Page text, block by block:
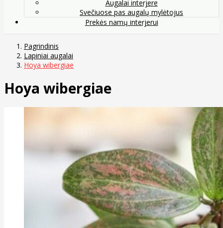
Augalai interjere
Svečiuose pas augalų mylėtojus
Prekės namų interjerui
Pagrindinis
Lapiniai augalai
Hoya wibergiae
Hoya wibergiae